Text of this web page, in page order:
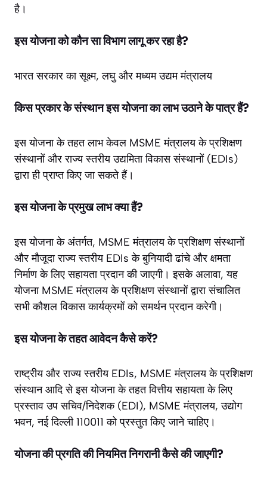
है।
इस योजना को कौन सा विभाग लागू कर रहा है?
भारत सरकार का सूक्ष्म, लघु और मध्यम उद्यम मंत्रालय
किस प्रकार के संस्थान इस योजना का लाभ उठाने के पात्र हैं?
इस योजना के तहत लाभ केवल MSME मंत्रालय के प्रशिक्षण
संस्थानों और राज्य स्तरीय उद्यमिता विकास संस्थानों (EDIs)
द्वारा ही प्राप्त किए जा सकते हैं।
इस योजना के प्रमुख लाभ क्या हैं?
इस योजना के अंतर्गत, MSME मंत्रालय के प्रशिक्षण संस्थानों
और मौजूदा राज्य स्तरीय EDIs के बुनियादी ढांचे और क्षमता
निर्माण के लिए सहायता प्रदान की जाएगी। इसके अलावा, यह
योजना MSME मंत्रालय के प्रशिक्षण संस्थानों द्वारा संचालित
सभी कौशल विकास कार्यक्रमों को समर्थन प्रदान करेगी।
इस योजना के तहत आवेदन कैसे करें?
राष्ट्रीय और राज्य स्तरीय EDIs, MSME मंत्रालय के प्रशिक्षण
संस्थान आदि से इस योजना के तहत वित्तीय सहायता के लिए
प्रस्ताव उप सचिव/निदेशक (EDI), MSME मंत्रालय, उद्योग
भवन, नई दिल्ली 110011 को प्रस्तुत किए जाने चाहिए।
योजना की प्रगति की नियमित निगरानी कैसे की जाएगी?